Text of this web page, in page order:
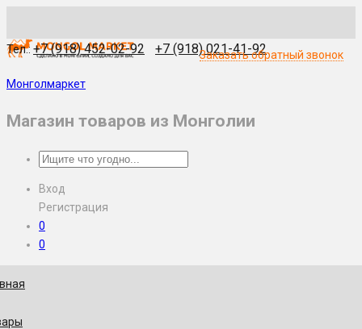
Тел.: +7 (918) 452-02-92 +7 (918) 021-41-92
Заказать обратный звонок
Монголмаркет
Магазин товаров из Монголии
Вход
Регистрация
0
0